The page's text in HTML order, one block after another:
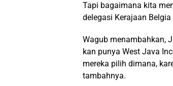
Tapi bagaimana kita
delegasi Kerajaan
Wagub menambahkan,
kan punya West Java
mereka pilih dimana,
tambahnya.